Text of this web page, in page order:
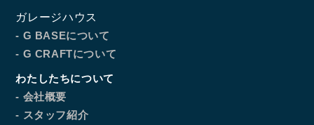
Follow us
ガレージハウス
- G BASEについて
- G CRAFTについて
わたしたちについて
- 会社概要
- スタッフ紹介